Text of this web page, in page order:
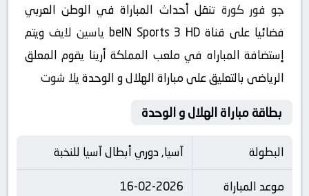
جو فور كورة تنقل أحداث المباراة في الوطن العربي
فضائيا على قناة beIN Sports 3 HD
ياسين لايف ويتم
إستضافة المباراه في ملعب المملكة أرينا يقوم المعلق
الرياضى بالتعليق على مباراة الهلال و الوحدةيلا شوت
بطاقة مباراة الهلال و الوحدة
البطولة
آسيا, دوري أبطال آسيا للنخبة
موعد المباراة
16-02-2026